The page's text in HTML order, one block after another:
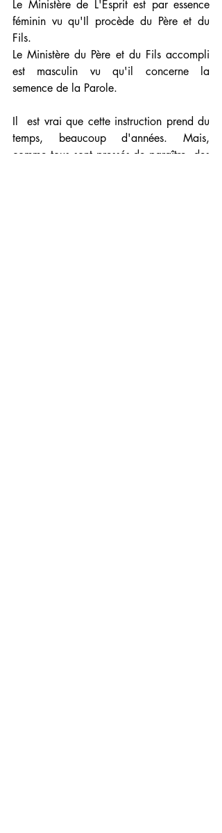
Le Ministère de L'Esprit est par essence
féminin vu qu'Il procède du Père et du
Fils.
Le Ministère du Père et du Fils accompli
est masculin vu qu'il concerne la
semence de la Parole.
Il  est vrai que cette instruction prend du
temps, beaucoup d'années. Mais,
comme tous sont pressés de paraître, des